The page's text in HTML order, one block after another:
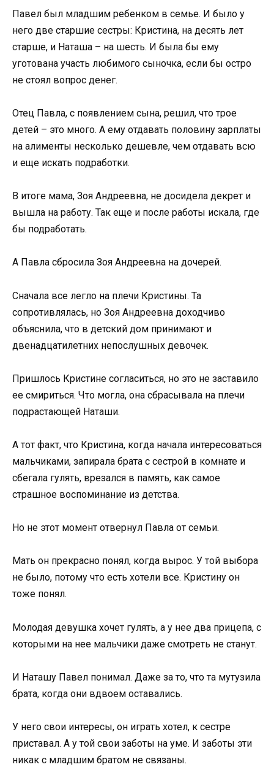
Павел был младшим ребенком в семье. И было у
него две старшие сестры: Кристина, на десять лет
старше, и Наташа – на шесть. И была бы ему
уготована участь любимого сыночка, если бы остро
не стоял вопрос денег.
Отец Павла, с появлением сына, решил, что трое
детей – это много. А ему отдавать половину зарплаты
на алименты несколько дешевле, чем отдавать всю
и еще искать подработки.
В итоге мама, Зоя Андреевна, не досидела декрет и
вышла на работу. Так еще и после работы искала, где
бы подработать.
А Павла сбросила Зоя Андреевна на дочерей.
Сначала все легло на плечи Кристины. Та
сопротивлялась, но Зоя Андреевна доходчиво
объяснила, что в детский дом принимают и
двенадцатилетних непослушных девочек.
Пришлось Кристине согласиться, но это не заставило
ее смириться. Что могла, она сбрасывала на плечи
подрастающей Наташи.
А тот факт, что Кристина, когда начала интересоваться
мальчиками, запирала брата с сестрой в комнате и
сбегала гулять, врезался в память, как самое
страшное воспоминание из детства.
Но не этот момент отвернул Павла от семьи.
Мать он прекрасно понял, когда вырос. У той выбора
не было, потому что есть хотели все. Кристину он
тоже понял.
Молодая девушка хочет гулять, а у нее два прицепа, с
которыми на нее мальчики даже смотреть не станут.
И Наташу Павел понимал. Даже за то, что та мутузила
брата, когда они вдвоем оставались.
У него свои интересы, он играть хотел, к сестре
приставал. А у той свои заботы на уме. И заботы эти
никак с младшим братом не связаны.